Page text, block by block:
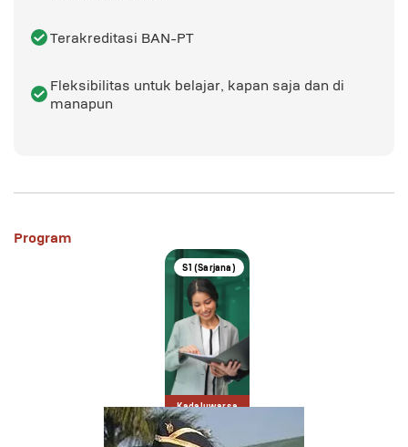
Terakreditasi BAN-PT
Fleksibilitas untuk belajar, kapan saja dan di
manapun
Program
S1 (Sarjana)
Kadaluwarsa
Law